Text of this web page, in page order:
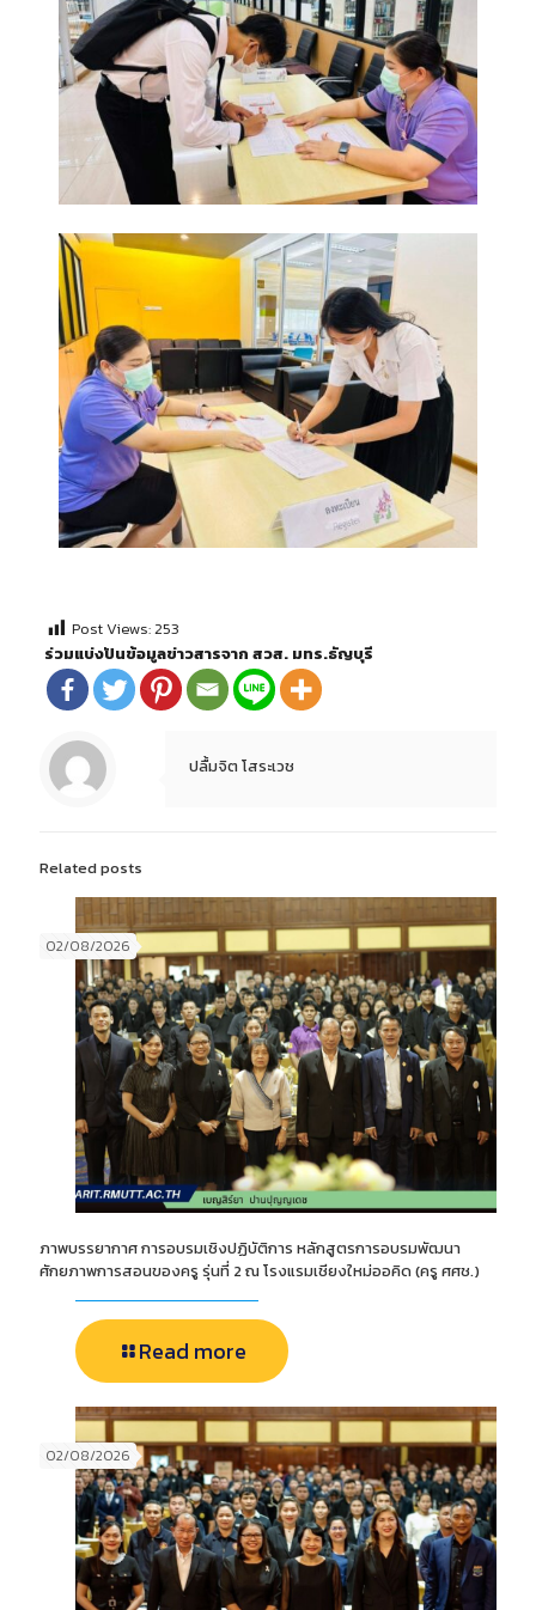
Post Views:253
ร่วมแบ่งปันข้อมูลข่าวสารจาก สวส. มทร.ธัญบุรี
ปลื้มจิต โสระเวช
Related posts
02/08/2026
ภาพบรรยากาศ การอบรมเชิงปฏิบัติการ หลักสูตรการอบรมพัฒนา
ศักยภาพการสอนของครู รุ่นที่ 2 ณ โรงแรมเชียงใหม่ออคิด (ครู ศศช.)
Read more
02/08/2026